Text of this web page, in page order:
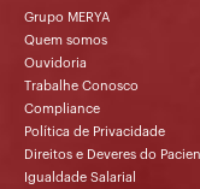
Grupo MERYA
Quem somos
Ouvidoria
Trabalhe Conosco
Compliance
Política de Privacidade
Direitos e Deveres do
Igualdade Salarial